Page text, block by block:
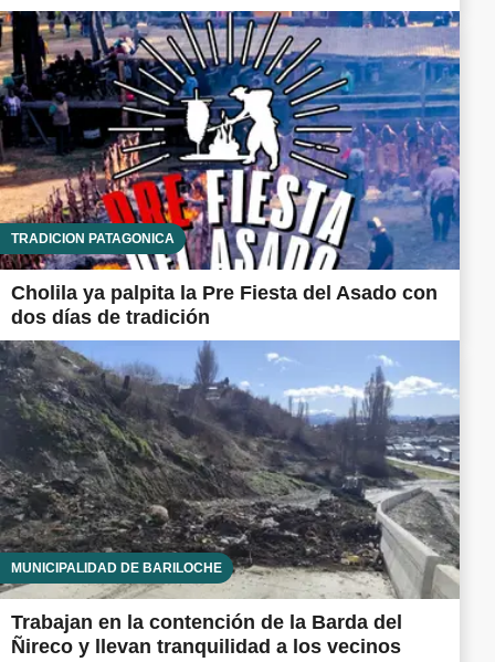
TRADICIÓN PATAGÓNICA
Cholila ya palpita la Pre Fiesta del Asado con
dos días de tradición
MUNICIPALIDAD DE BARILOCHE
Trabajan en la contención de la Barda del
Ñireco y llevan tranquilidad a los vecinos